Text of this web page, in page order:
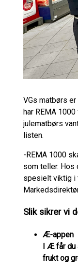
VGs matbørs
har REMA
julematbørs
listen.
-REMA 1000
som teller. Hos
spesielt viktig i
Slik sikrer vi
Æ-appen
I Æ får du
frukt og